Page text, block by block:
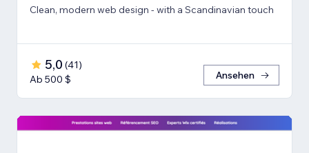
Clean, modern web design - with a Scandinavian touch
5,0 (41)
Ab 500 $
Ansehen